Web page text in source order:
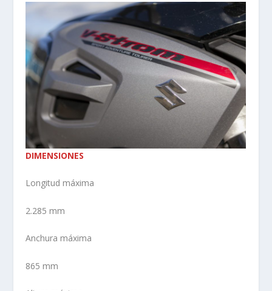
DIMENSIONES
Longitud máxima
2.285 mm
Anchura máxima
865 mm